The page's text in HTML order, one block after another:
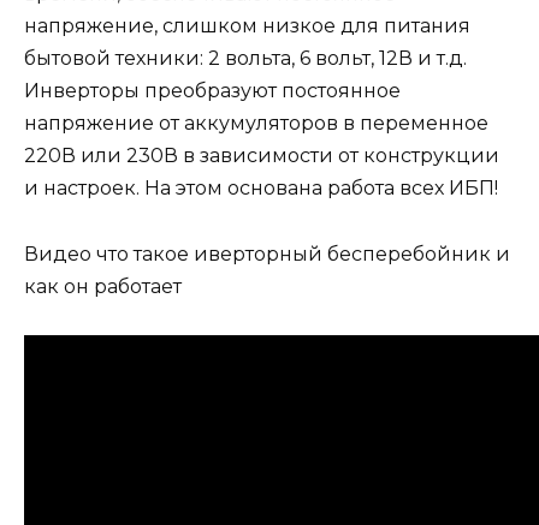
напряжение, слишком низкое для питания
бытовой техники: 2 вольта, 6 вольт, 12В и т.д.
Инверторы преобразуют постоянное
напряжение от аккумуляторов в переменное
220В или 230В в зависимости от конструкции
и настроек. На этом основана работа всех ИБП!
Видео что такое иверторный бесперебойник и
как он работает